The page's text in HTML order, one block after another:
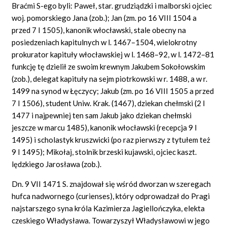
Braćmi S-ego byli: Paweł, star. grudziądzki i malborski ojciec
woj. pomorskiego Jana (zob.); Jan (zm. po 16 VIII 1504 a
przed 7 I 1505), kanonik włocławski, stale obecny na
posiedzeniach kapitulnych w l. 1467–1504, wielokrotny
prokurator kapituły włocławskiej w l. 1468–92, w l. 1472–81
funkcję tę dzielił ze swoim krewnym Jakubem Sokołowskim
(zob.), delegat kapituły na sejm piotrkowski w r. 1488, a w r.
1499 na synod w Łęczycy; Jakub (zm. po 16 VIII 1505 a przed
7 I 1506), student Uniw. Krak. (1467), dziekan chełmski (2 I
1477 i najpewniej ten sam Jakub jako dziekan chełmski
jeszcze w marcu 1485), kanonik włocławski (recepcja 9 I
1495) i scholastyk kruszwicki (po raz pierwszy z tytułem też
9 I 1495); Mikołaj, stolnik brzeski kujawski, ojciec kaszt.
lędzkiego Jarosława (zob.).
Dn. 9 VII 1471 S. znajdował się wśród dworzan w szeregach
hufca nadwornego (curienses), który odprowadzał do Pragi
najstarszego syna króla Kazimierza Jagiellończyka, elekta
czeskiego Władysława. Towarzyszył Władysławowi w jego